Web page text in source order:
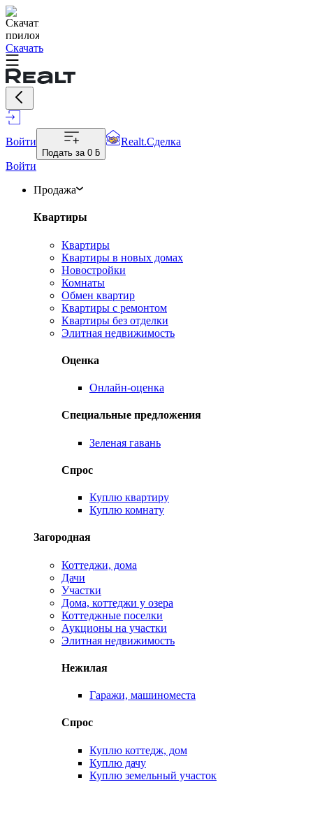
Скачать
Войти
Подать за 0 ƃ
Realt.Сделка
Войти
Продажа
Квартиры
Квартиры
Квартиры в новых домах
Новостройки
Комнаты
Обмен квартир
Квартиры с ремонтом
Квартиры без отделки
Элитная недвижимость
Оценка
Онлайн-оценка
Специальные предложения
Зеленая гавань
Спрос
Куплю квартиру
Куплю комнату
Загородная
Коттеджи, дома
Дачи
Участки
Дома, коттеджи у озера
Коттеджные поселки
Аукционы на участки
Элитная недвижимость
Нежилая
Гаражи, машиноместа
Спрос
Куплю коттедж, дом
Куплю дачу
Куплю земельный участок